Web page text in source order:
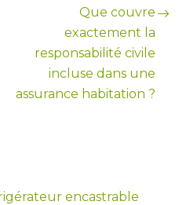
Que couvre
exactement la
responsabilité civile
incluse dans une
assurance habitation ?
encastrable